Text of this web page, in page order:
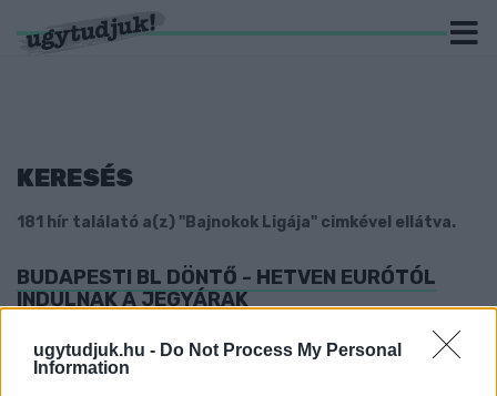
ugytudjuk.hu - Do Not Process My Personal
Information
KERESÉS
181 hír találató a(z) "Bajnokok Ligája" cimkével ellátva.
BUDAPESTI BL DÖNTŐ - HETVEN EURÓTÓL
INDULNAK A JEGYÁRAK
A Puskás Arénában rendezik a labdarúgó finálét május végén, a
belépőket sorsolással osztják ki a drukkerek között.